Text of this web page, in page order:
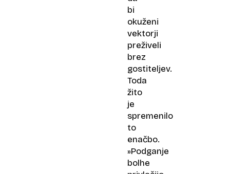
bi
okuženi
vektorji
preživeli
brez
gostiteljev.
Toda
žito
je
spremenilo
to
enačbo.
»Podganje
bolhe